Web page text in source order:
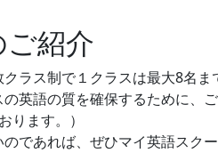
ラス制で１クラスは最大8名ま
英語の質を確保するために、
ります。）
であれば、ぜひマイ英語スク